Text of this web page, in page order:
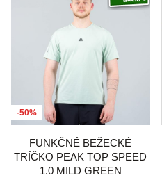
-50%
FUNKČNÉ BEŽECKÉ
TRÍČKO PEAK TOP SPEED
1.0 MILD GREEN